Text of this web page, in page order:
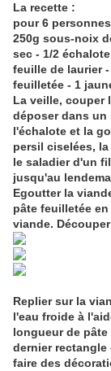
La recette :
pour 6 personnes
250g sous-noix
sec - 1/2
feuille de laurier
feuilletée - 1
La veille, couper
déposer dans un
l'échalote et la
persil ciselées,
le saladier d'un
jusqu'au
Egoutter la
pâte feuilletée
viande.
Replier sur la
l'eau froide à
longueur de
dernier rectangle
faire des